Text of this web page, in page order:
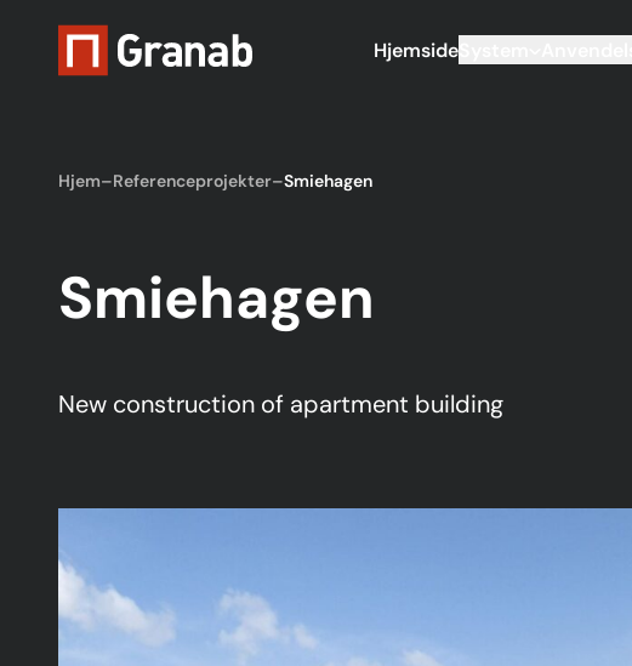
HjemsideSystem
Hjem–Referenceprojekter–Smiehagen
Smiehagen
New construction of apartment building